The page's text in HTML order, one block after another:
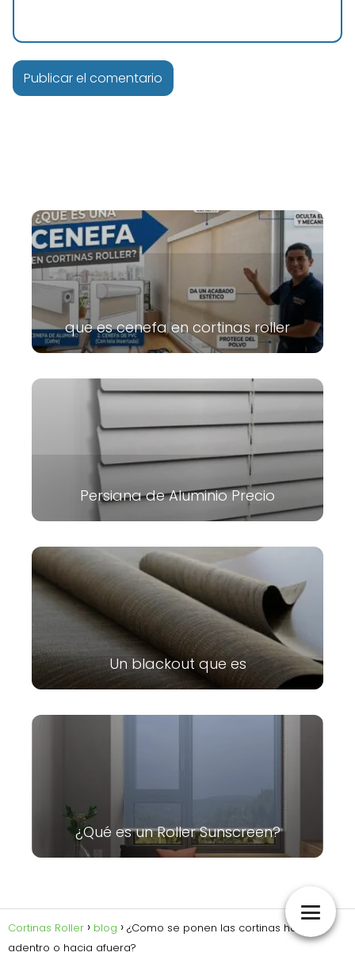
que es cenefa en cortinas roller
Persiana de Aluminio Precio
Un blackout que es
¿Qué es un Roller Sunscreen?
Cortinas Roller blog
¿Como se ponen las cortinas hacia
adentro o hacia afuera?